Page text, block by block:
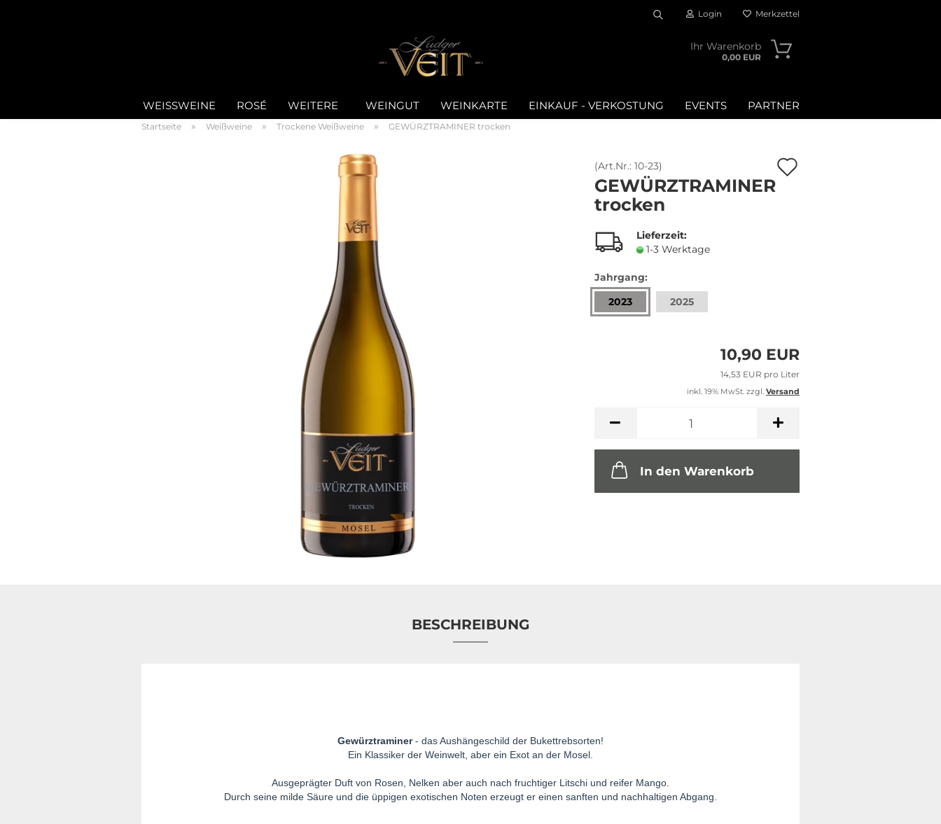
Suche...
Login
Passwort
Konto erstellen
Merkzettel
Ihr Warenkorb
0,00 EUR
WEISSWEINE ROSÉ WEINGUT WEINKARTE EINKAUF - VERKOSTUNG EVENTS PARTNER
WEITERE
Startseite » Weißweine » Trockene Weißweine » GEWÜRZTRAMINER trocken
(Art.Nr.: 10-23)
GEWÜRZTRAMINER
trocken
Lieferzeit:
1-3 Werktage
Jahrgang:
2023
2025
10,90 EUR
14,53 EUR pro Liter
inkl. 19% MwSt. zzgl. Versand
In den Warenkorb
BESCHREIBUNG
Gewürztraminer- das Aushängeschild der Bukettrebsorten!
Ein Klassiker der Weinwelt, aber ein Exot an der Mosel.
Ausgeprägter Duft von Rosen, Nelken aber auch nach fruchtiger Litschi und reifer Mango.
Durch seine milde Säure und die üppigen exotischen Noten erzeugt er einen sanften und nachhaltigen Abgang.